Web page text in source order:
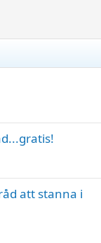
att stanna i